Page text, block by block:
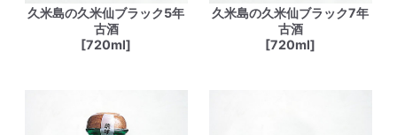
久米島の久米仙ブラック5年
古酒
[720ml]
久米島の久米仙ブラック7年
古酒
[720ml]